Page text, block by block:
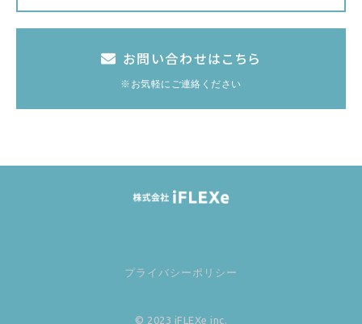
お問い合わせはこちら
※お気軽にご連絡ください
プライバシーポリシー
© 2023 iFLEXe inc.